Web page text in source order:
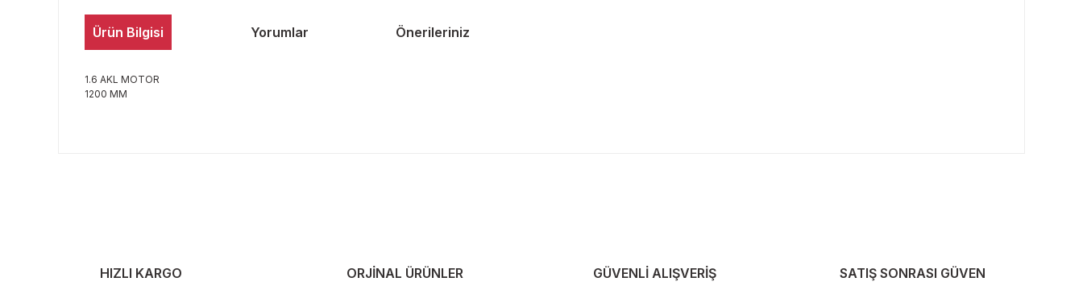
Ürün Bilgisi Yorumlar Önerileriniz
1.6 AKL MOTOR
1200 MM
Bu ürüne benzer farklı alternatifler olmalı.
HIZLI KARGO ORJİNAL ÜRÜNLER GÜVENLİ ALIŞVERİŞ SATIŞ SONRASI GÜVEN